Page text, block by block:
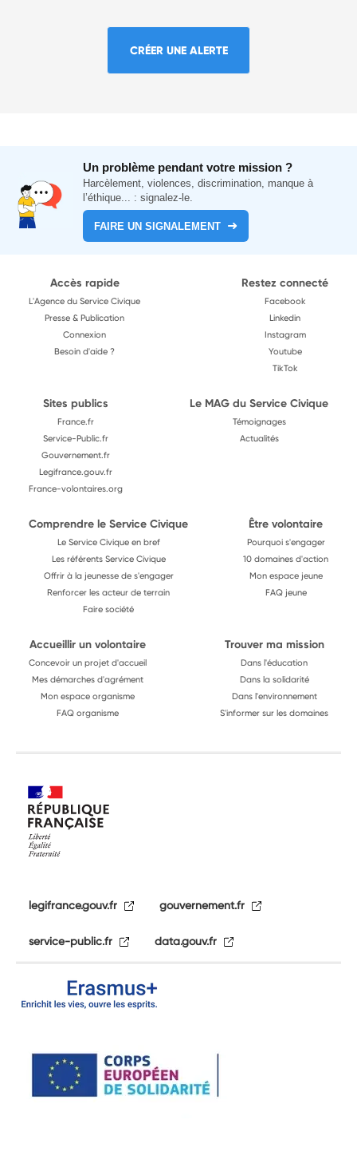
CRÉER UNE ALERTE
Un problème pendant votre mission ?
Harcèlement, violences, discrimination, manque à
l’éthique... : signalez-le.
FAIRE UN SIGNALEMENT
Accès rapide
L'Agence du Service Civique
Presse & Publication
Connexion
Besoin d'aide ?
Restez connecté
Facebook
Linkedin
Instagram
Youtube
TikTok
Sites publics
France.fr
Service-Public.fr
Gouvernement.fr
Legifrance.gouv.fr
France-volontaires.org
Le MAG du Service Civique
Témoignages
Actualités
Comprendre le Service Civique
Le Service Civique en bref
Les référents Service Civique
Offrir à la jeunesse de s'engager
Renforcer les acteur de terrain
Faire société
Être volontaire
Pourquoi s'engager
10 domaines d'action
Mon espace jeune
FAQ jeune
Accueillir un volontaire
Concevoir un projet d'accueil
Mes démarches d'agrément
Mon espace organisme
FAQ organisme
Trouver ma mission
Dans l'éducation
Dans la solidarité
Dans l'environnement
S'informer sur les domaines
legifrance.gouv.fr gouvernement.fr
service-public.fr data.gouv.fr